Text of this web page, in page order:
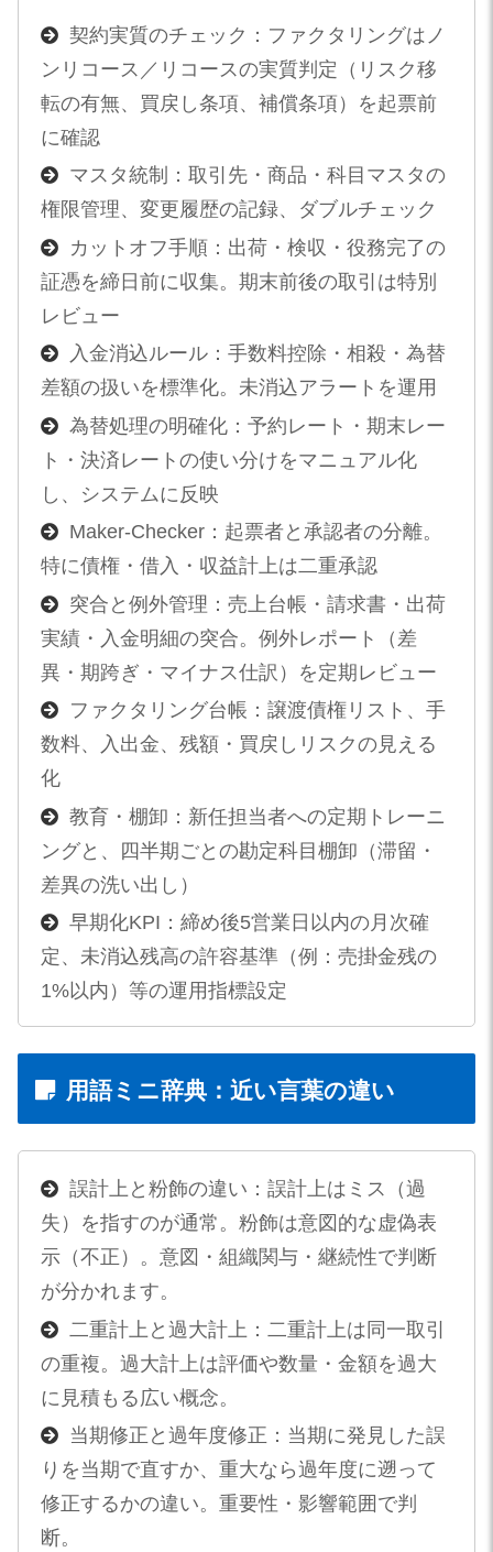
契約実質のチェック：ファクタリングはノ
ンリコース／リコースの実質判定（リスク移
転の有無、買戻し条項、補償条項）を起票前
に確認
マスタ統制：取引先・商品・科目マスタの
権限管理、変更履歴の記録、ダブルチェック
カットオフ手順：出荷・検収・役務完了の
証憑を締日前に収集。期末前後の取引は特別
レビュー
入金消込ルール：手数料控除・相殺・為替
差額の扱いを標準化。未消込アラートを運用
為替処理の明確化：予約レート・期末レー
ト・決済レートの使い分けをマニュアル化
し、システムに反映
Maker-Checker：起票者と承認者の分離。
特に債権・借入・収益計上は二重承認
突合と例外管理：売上台帳・請求書・出荷
実績・入金明細の突合。例外レポート（差
異・期跨ぎ・マイナス仕訳）を定期レビュー
ファクタリング台帳：譲渡債権リスト、手
数料、入出金、残額・買戻しリスクの見える
化
教育・棚卸：新任担当者への定期トレーニ
ングと、四半期ごとの勘定科目棚卸（滞留・
差異の洗い出し）
早期化KPI：締め後5営業日以内の月次確
定、未消込残高の許容基準（例：売掛金残の
1%以内）等の運用指標設定
用語ミニ辞典：近い言葉の違い
誤計上と粉飾の違い：誤計上はミス（過
失）を指すのが通常。粉飾は意図的な虚偽表
示（不正）。意図・組織関与・継続性で判断
が分かれます。
二重計上と過大計上：二重計上は同一取引
の重複。過大計上は評価や数量・金額を過大
に見積もる広い概念。
当期修正と過年度修正：当期に発見した誤
りを当期で直すか、重大なら過年度に遡って
修正するかの違い。重要性・影響範囲で判
断。